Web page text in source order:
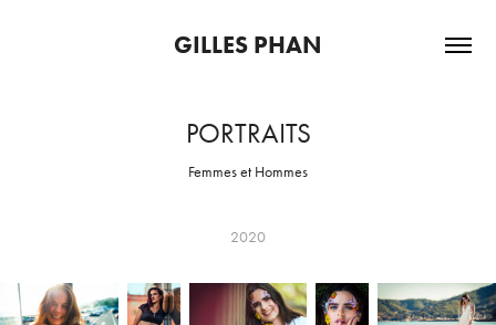
GILLES PHAN
PORTRAITS
Femmes et Hommes
2020